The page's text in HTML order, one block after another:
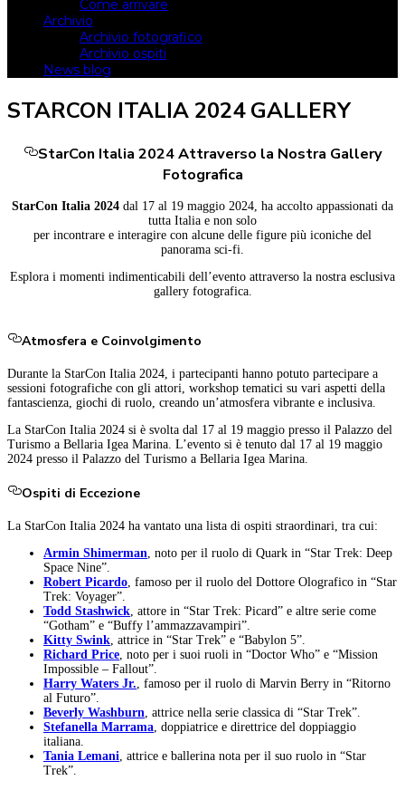
Come arrivare
Archivio
Archivio fotografico
Archivio ospiti
News blog
STARCON ITALIA 2024 GALLERY
StarCon Italia 2024 Attraverso la Nostra Gallery
Fotografica
StarCon Italia 2024 dal 17 al 19 maggio 2024, ha accolto appassionati da
tutta Italia e non solo
per incontrare e interagire con alcune delle figure più iconiche del
panorama sci-fi.
Esplora i momenti indimenticabili dell’evento attraverso la nostra esclusiva
gallery fotografica.
Atmosfera e Coinvolgimento
Durante la StarCon Italia 2024, i partecipanti hanno potuto partecipare a
sessioni fotografiche con gli attori, workshop tematici su vari aspetti della
fantascienza, giochi di ruolo, creando un’atmosfera vibrante e inclusiva.
La StarCon Italia 2024 si è svolta dal 17 al 19 maggio presso il Palazzo del
Turismo a Bellaria Igea Marina. L’evento si è tenuto dal 17 al 19 maggio
2024 presso il Palazzo del Turismo a Bellaria Igea Marina
Ospiti di Eccezione
La StarCon Italia 2024 ha vantato una lista di ospiti straordinari, tra cui:
Armin Shimerman, noto per il ruolo di Quark in “Star Trek: Deep
Space Nine”.
Robert Picardo, famoso per il ruolo del Dottore Olografico in “Star
Trek: Voyager”.
Todd Stashwick, attore in “Star Trek: Picard” e altre serie come
“Gotham” e “Buffy l’ammazzavampiri”.
Kitty Swink, attrice in “Star Trek” e “Babylon 5”.
Richard Price, noto per i suoi ruoli in “Doctor Who” e “Mission
Impossible – Fallout”.
Harry Waters Jr., famoso per il ruolo di Marvin Berry in “Ritorno
al Futuro”.
Beverly Washburn, attrice nella serie classica di “Star Trek”.
Stefanella Marrama, doppiatrice e direttrice del doppiaggio
italiana.
Tania Lemani, attrice e ballerina nota per il suo ruolo in “Star
Trek”.